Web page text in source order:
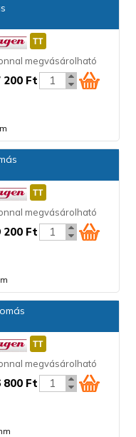
megvásárolható
200 Ft
megvásárolható
200 Ft
megvásárolható
800 Ft